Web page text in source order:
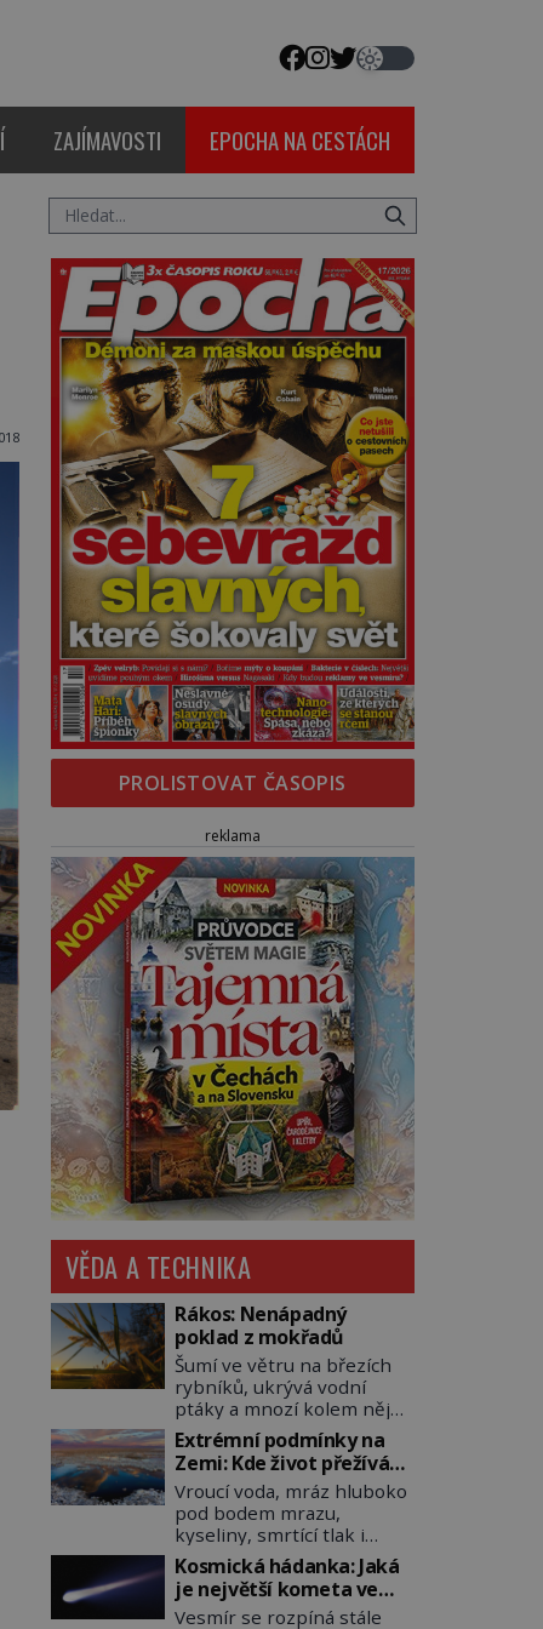
ZAJÍMAVOSTI EPOCHA NA CESTÁCH
PROLISTOVAT ČASOPIS
reklama
VĚDA A TECHNIKA
Rákos: Nenápadný
poklad z mokřadů
Šumí ve větru na březích
rybníků, ukrývá vodní
ptáky a mnozí kolem něj
procházejí bez povšimnutí.
Přesto právě rákos
pomáhal stavět domy,
vyrábět lodě, zapisovat
první texty a inspiroval
řadu pověstí. Tato
skromná, ale užitečná
rostlina provází člověka už
tisíce let. Většina lidí vnímá
Extrémní podmínky na
Zemi: Kde život přežívá
navzdory všemu
Vroucí voda, mráz hluboko
pod bodem mrazu,
kyseliny, smrtící tlak i
pouště, kde celé roky
nespadne jediná kapka
deště. Na první pohled
místa, kde nemůže
Kosmická hádanka: Jaká
je největší kometa ve
známém vesmíru?
Vesmír se rozpíná stále